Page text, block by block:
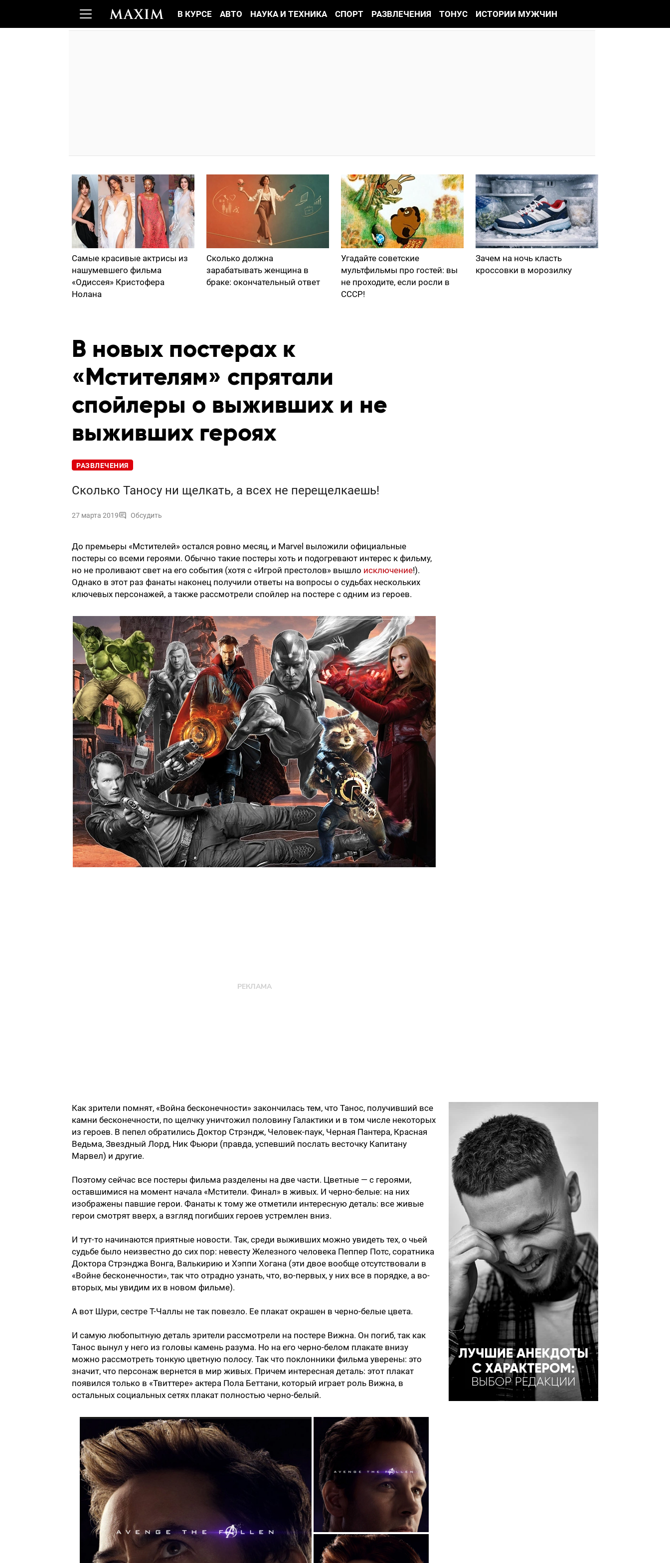
В КУРСЕ АВТО НАУКА И ТЕХНИКА СПОРТ РАЗВЛЕЧЕНИЯ ТОНУС ИСТОРИИ МУЖЧИН
Самые красивые актрисы из
нашумевшего фильма
«Одиссея» Кристофера
Нолана
Сколько должна
зарабатывать женщина в
браке: окончательный ответ
Угадайте советские
мультфильмы про гостей: вы
не проходите, если росли в
СССР!
Зачем на ночь класть
кроссовки в морозилку
В новых постерах к
«Мстителям» спрятали
спойлеры о выживших и не
выживших героях
РАЗВЛЕЧЕНИЯ
Сколько Таносу ни щелкать, а всех не перещелкаешь!
27 марта 2019 Обсудить
До премьеры «Мстителей» остался ровно месяц, и Marvel выложили официальные
постеры со всеми героями. Обычно такие постеры хоть и подогревают интерес к фильму,
но не проливают свет на его события (хотя с «Игрой престолов» вышло исключение!).
Однако в этот раз фанаты наконец получили ответы на вопросы о судьбах нескольких
ключевых персонажей, а также рассмотрели спойлер на постере с одним из героев.
Как зрители помнят, «Война бесконечности» закончилась тем, что Танос, получивший все
камни бесконечности, по щелчку уничтожил половину Галактики и в том числе некоторых
из героев. В пепел обратились Доктор Стрэндж, Человек-паук, Черная Пантера, Красная
Ведьма, Звездный Лорд, Ник Фьюри (правда, успевший послать весточку Капитану
Марвел) и другие.
Поэтому сейчас все постеры фильма разделены на две части. Цветные — с героями,
оставшимися на момент начала «Мстители. Финал» в живых. И черно-белые: на них
изображены павшие герои. Фанаты к тому же отметили интересную деталь: все живые
герои смотрят вверх, а взгляд погибших героев устремлен вниз.
И тут-то начинаются приятные новости. Так, среди выживших можно увидеть тех, о чьей
судьбе было неизвестно до сих пор: невесту Железного человека Пеппер Потс, соратника
Доктора Стрэнджа Вонга, Валькирию и Хэппи Хогана (эти двое вообще отсутствовали в
«Войне бесконечности», так что отрадно узнать, что, во-первых, у них все в порядке, а во-
вторых, мы увидим их в новом фильме).
А вот Шури, сестре Т-Чаллы не так повезло. Ее плакат окрашен в черно-белые цвета.
И самую любопытную деталь зрители рассмотрели на постере Вижна. Он погиб, так как
Танос вынул у него из головы камень разума. Но на его черно-белом плакате внизу
можно рассмотреть тонкую цветную полосу. Так что поклонники фильма уверены: это
значит, что персонаж вернется в мир живых. Причем интересная деталь: этот плакат
появился только в «Твиттере» актера Пола Беттани, который играет роль Вижна, в
остальных социальных сетях плакат полностью черно-белый.